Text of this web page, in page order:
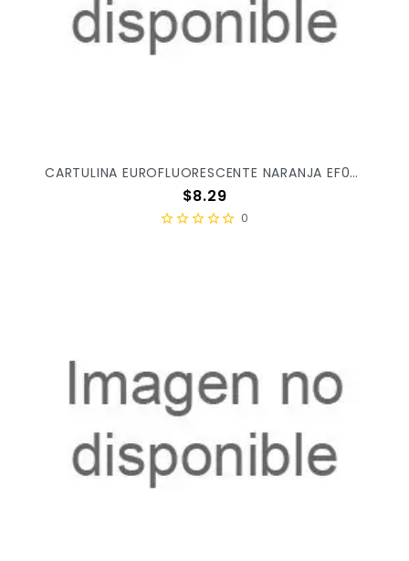
CARTULINA EUROFLUORESCENTE NARANJA EF0042 X/100
Precio
$8.29
0